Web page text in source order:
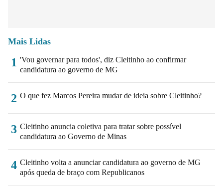
Mais Lidas
1 'Vou governar para todos', diz Cleitinho ao confirmar
candidatura ao governo de MG
2 O que fez Marcos Pereira mudar de ideia sobre Cleitinho?
3 Cleitinho anuncia coletiva para tratar sobre possível
candidatura ao Governo de Minas
4 Cleitinho volta a anunciar candidatura ao governo de MG
após queda de braço com Republicanos